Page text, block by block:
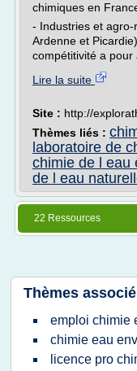
chimiques en
- Industries et
Ardenne et
compétitivité a pour
Lire la suite
Site : http://
Thèmes liés :
laboratoire de
chimie de l eau
de l eau
22 Ressources
Thèmes
emploi chimie
chimie eau
licence pro